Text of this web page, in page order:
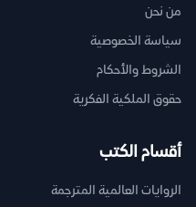
من نحن
سياسة الخصوصية
الشروط والأحكام
حقوق الملكية الفكرية
أقسام الكتب
الروايات العالمية المترجمة